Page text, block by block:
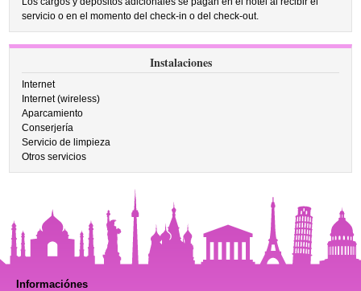
servicio o en el momento del check-in o del check-out.
Instalaciones
Internet
Internet (wireless)
Aparcamiento
Conserjería
Servicio de limpieza
Otros servicios
Informaciónes